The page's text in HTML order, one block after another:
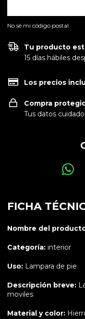
No sé mi código postal
Tu producto
15 días hábiles
Los precios
Compra
Tus datos
FICHA
Nombre del
Categoría: interior
Uso: Lampara de pie
Descripción breve:
moviles
Material y color: